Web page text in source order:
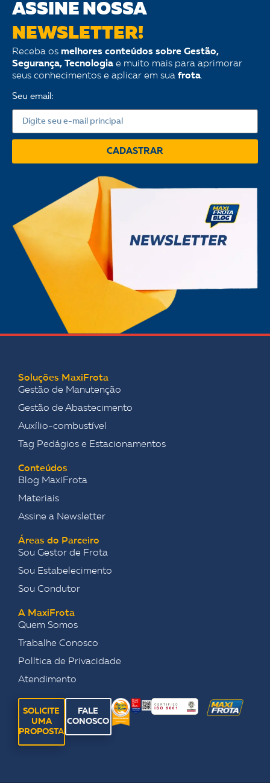
ASSINE NOSSA
NEWSLETTER!
Receba os melhores conteúdos sobre Gestão,
Segurança, Tecnologia e muito mais para aprimorar
seus conhecimentos e aplicar em sua frota.
Seu email:
CADASTRAR
Soluções MaxiFrota
Gestão de Manutenção
Gestão de Abastecimento
Auxílio-combustível
Tag Pedágios e Estacionamentos
Conteúdos
Blog MaxiFrota
Materiais
Assine a Newsletter
Áreas do Parceiro
Sou Gestor de Frota
Sou Estabelecimento
Sou Condutor
A MaxiFrota
Quem Somos
Trabalhe Conosco
Política de Privacidade
Atendimento
SOLICITE
UMA
PROPOSTA
FALE
CONOSCO